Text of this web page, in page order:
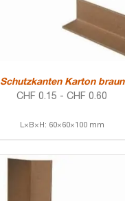
Schutzkanten Karton braun
CHF 0.15 - CHF 0.60
L×B×H: 60×60×100 mm